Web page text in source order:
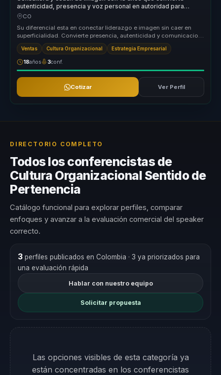
autenticidad, presencia y voz personal en autoridad para
lideres.
CO
Su diferencial esta en conectar liderazgo e imagen sin caer en
superficialidad. Convierte presencia, autenticidad y comunicacion
no verba...
Ventas Cultura Organizacional Estrategia Empresarial
18años 3conf.
Cotizar Ver Perfil
DIRECTORIO COMPLETO
Todos los conferencistas de
Cultura Organizacional Sentido de
Pertenencia
Catálogo funcional para explorar perfiles, comparar
enfoques y avanzar a la evaluación comercial del speaker
correcto.
3perfiles publicados en Colombia · 3 ya priorizados para
una evaluación rápida
Hablar con nuestro equipo
Solicitar propuesta
Las opciones visibles de esta categoría ya
están concentradas en los conferencistas